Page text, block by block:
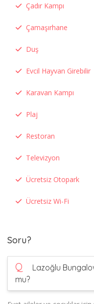
Çadır Kampı
Çamaşırhane
Duş
Evcil Hayvan Girebilir
Karavan Kampı
Plaj
Restoran
Televizyon
Ücretsiz Otopark
Ücretsiz Wi-Fi
Soru?
Q
Lazoğlu
mu?